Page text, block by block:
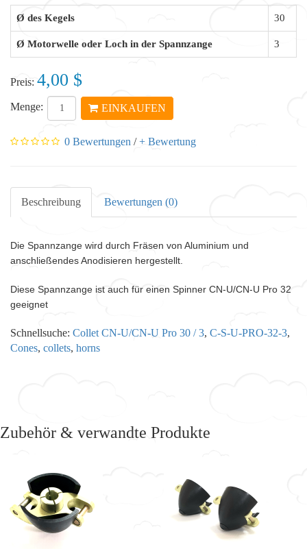
Ø des Kegels 30
Ø Motorwelle oder Loch in der Spannzange 3
Preis: 4,00 $
Menge: EINKAUFEN
0 Bewertungen /+ Bewertung
Beschreibung Bewertungen (0)
Die Spannzange wird durch Fräsen von Aluminium und
anschließendes Anodisieren hergestellt.
Diese Spannzange ist auch für einen Spinner CN-U/CN-U Pro 32
geeignet
Schnellsuche: Collet CN-U/CN-U Pro 30 / 3, C-S-U-PRO-32-3,
Cones, collets, horns
Zubehör & verwandte Produkte